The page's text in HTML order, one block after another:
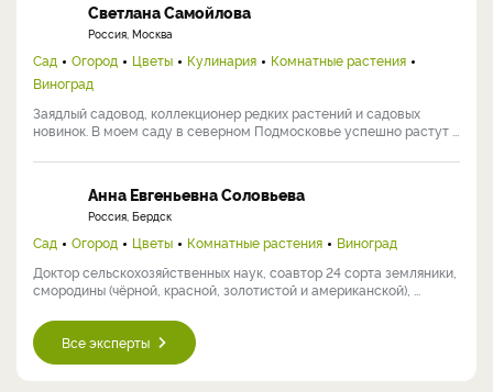
Светлана Самойлова
Россия, Москва
Сад Огород Цветы Кулинария
Комнатные растения
Виноград
Заядлый садовод, коллекционер редких растений и садовых
новинок. В моем саду в северном Подмосковье успешно растут ...
Анна Евгеньевна Соловьева
Россия, Бердск
Сад Огород Цветы Комнатные растения
Виноград
Доктор сельскохозяйственных наук, соавтор 24 сорта земляники,
смородины (чёрной, красной, золотистой и американской), ...
Все эксперты